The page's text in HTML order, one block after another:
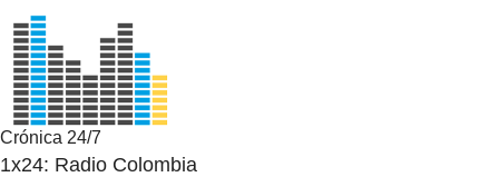
Crónica 24/7
1x24: Radio Colombia